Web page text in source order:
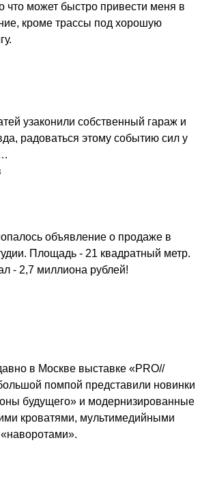
что может быстро привести меня в
кроме трассы под хорошую
узаконили собственный гараж и
радоваться этому событию сил у
объявление о продаже в
Площадь - 21 квадратный метр.
- 2,7 миллиона рублей!
в Мос­кве выставке «PRO//
помпой представили новинки
будущего» и модернизированные
кроватями, мультимедийными